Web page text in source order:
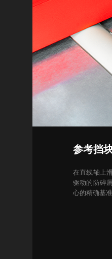
参考挡
在直线轴上
驱动的防碎
心的精确基